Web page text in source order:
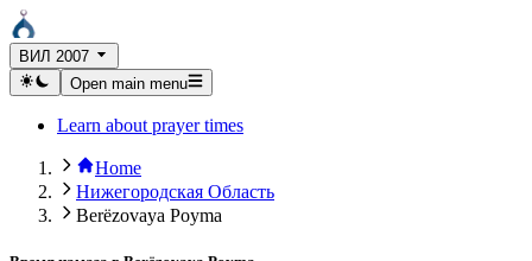
ВИЛ 2007
Open main menu
Learn about prayer times
Home
Нижегородская Область
Berëzovaya Poyma